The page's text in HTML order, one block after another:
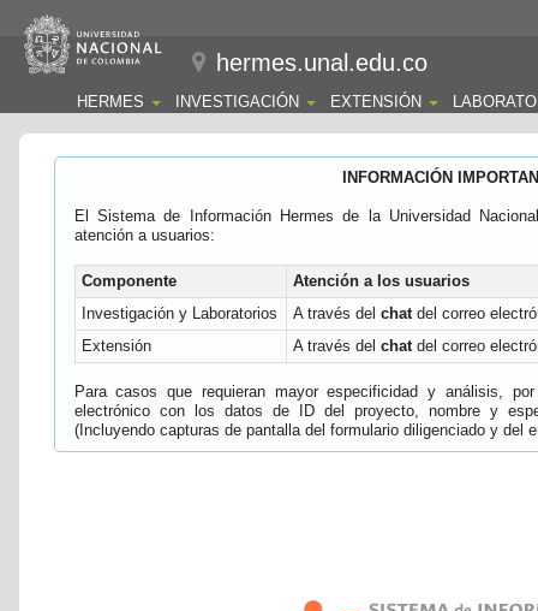
hermes.unal.edu.co
HERMES INVESTIGACIÓN EXTENSIÓN
INFORMACIÓN
El Sistema de Información Hermes de la Universidad
atención a usuarios:
Componente
Atención a los usuarios
Investigación y Laboratorios
A través del chatdel correo
Extensión
A través del chatdel correo
Para casos que requieran mayor especificidad y análisis,
electrónico con los datos de ID del proyecto, nombre y
(Incluyendo capturas de pantalla del formulario diligenciado y del